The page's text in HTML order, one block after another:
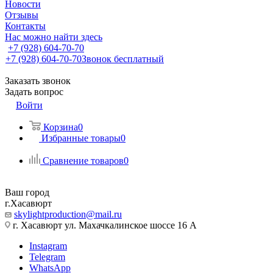
Новости
Отзывы
Контакты
Нас можно найти здесь
+7 (928) 604-70-70
+7 (928) 604-70-70Звонок бесплатный
Заказать звонок
Задать вопрос
Войти
Корзина0
Избранные товары0
Сравнение товаров0
Ваш город
г.Хасавюрт
skylightproduction@mail.ru
г. Хасавюрт ул. Махачкалинское шоссе 16 А
Instagram
Telegram
WhatsApp